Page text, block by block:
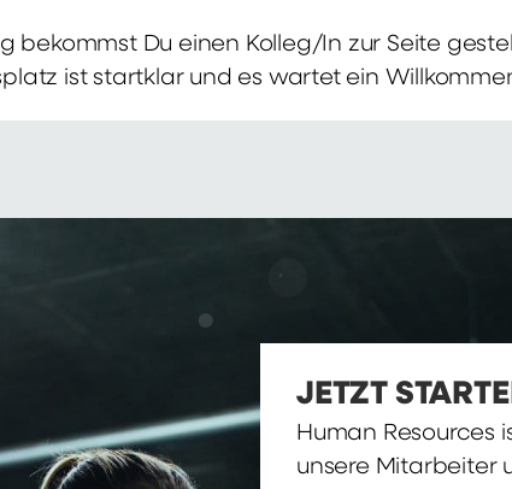
bekommst Du einen Kolleg/In zur Seite
ist startklar und es wartet ein
JETZT
Human Resources
unsere Mitarbeiter